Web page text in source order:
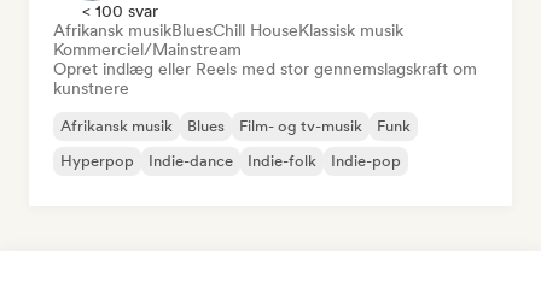
< 100 svar
Afrikansk musikBluesChill HouseKlassisk musik
Kommerciel/Mainstream
Opret indlæg eller Reels med stor gennemslagskraft om
kunstnere
Afrikansk musik Blues Film- og tv-musik
Funk
Hyperpop
Indie-dance Indie-folk Indie-pop